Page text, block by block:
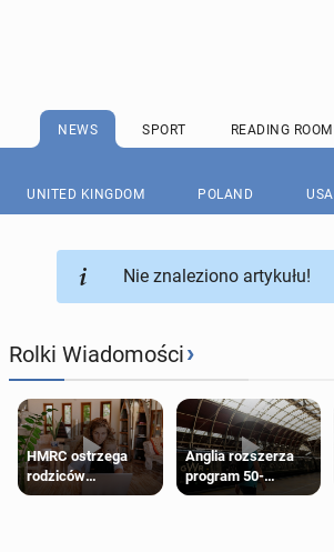
NEWS SPORT READING ROOM
UNITED KINGDOM POLAND USA
Nie znaleziono artykułu!
Rolki Wiadomości›
HMRC ostrzega
rodziców
pobierających Child
Anglia rozszerza
program 50-
procentowych